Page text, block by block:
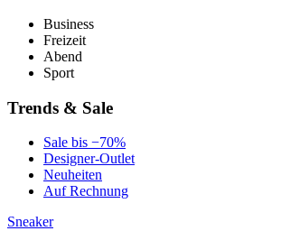
Business
Freizeit
Abend
Sport
Trends & Sale
Sale bis −70%
Designer-Outlet
Neuheiten
Auf Rechnung
Sneaker